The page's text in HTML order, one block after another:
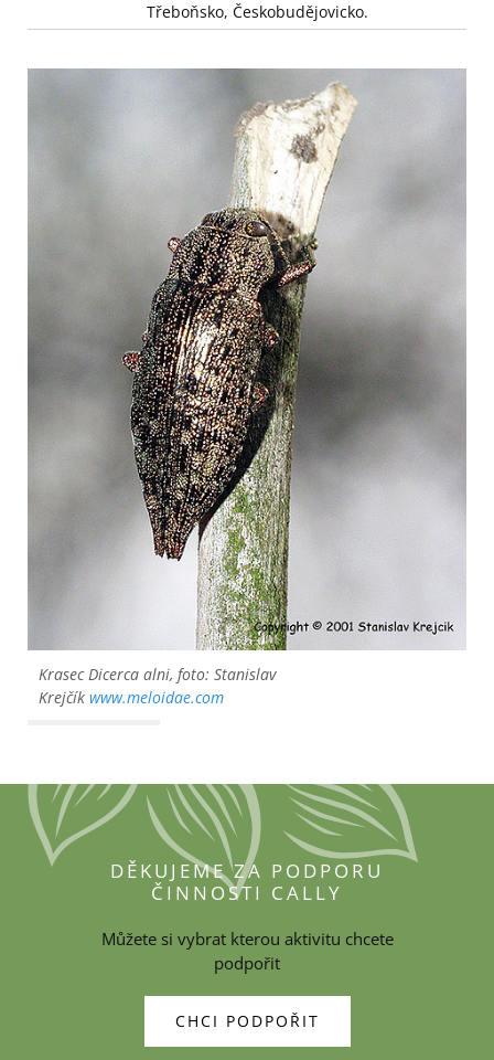
Třeboňsko, Českobudějovicko.
KrasecDicerca alni, foto: Stanislav
Krejčík www.meloidae.com
DĚKUJEME ZA PODPORU
ČINNOSTI CALLY
Můžete si vybrat kterou aktivitu chcete
podpořit
CHCI PODPOŘIT